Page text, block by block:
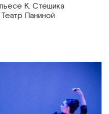
К. Стешика
Паниной